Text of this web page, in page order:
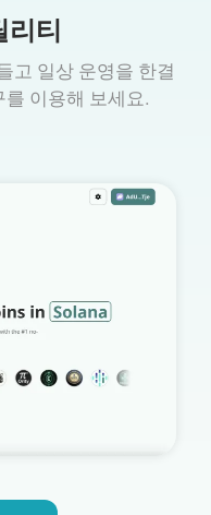
리티
고 일상 운영을 한결
이용해 보세요.